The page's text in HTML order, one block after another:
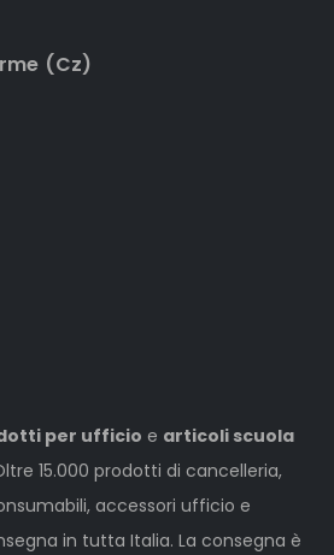
(Cz)
per ufficio e articoli scuola
15.000 prodotti di cancelleria,
accessori ufficio e
in tutta Italia. La consegna è